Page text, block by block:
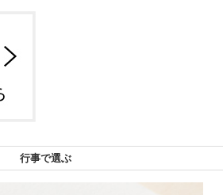
行事で選ぶ